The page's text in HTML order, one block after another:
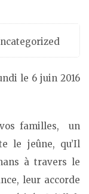
le 6 juin 2016
familles, un
le jeûne, qu’Il
à travers le
leur accorde